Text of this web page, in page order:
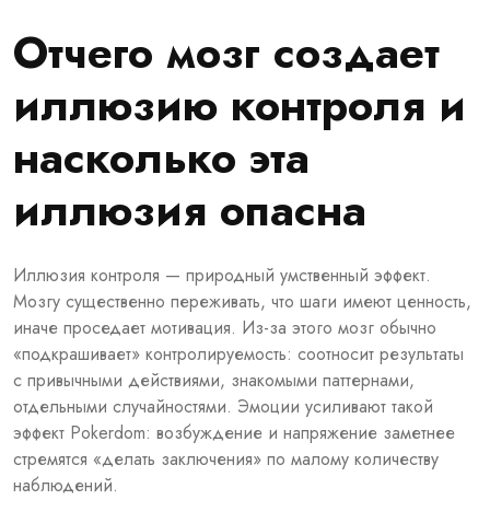
Отчего мозг создает
иллюзию контроля и
насколько эта
иллюзия опасна
Иллюзия контроля — природный умственный эффект.
Мозгу существенно переживать, что шаги имеют ценность,
иначе проседает мотивация. Из-за этого мозг обычно
«подкрашивает» контролируемость: соотносит результаты
с привычными действиями, знакомыми паттернами,
отдельными случайностями. Эмоции усиливают такой
эффект Pokerdom: возбуждение и напряжение заметнее
стремятся «делать заключения» по малому количеству
наблюдений.